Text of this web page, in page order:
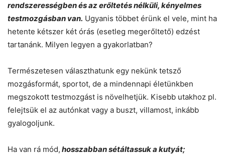
rendszerességben és az erőltetés nélküli, kényelmes
testmozgásban van. Ugyanis többet érünk el vele, mint ha
hetente kétszer két órás (esetleg megerőltető) edzést
tartanánk. Milyen legyen a gyakorlatban?
Természetesen választhatunk egy nekünk tetsző
mozgásformát, sportot, de a mindennapi életünkben
megszokott testmozgást is növelhetjük. Kisebb utakhoz pl.
felejtsük el az autónkat vagy a buszt, villamost, inkább
gyalogoljunk.
Ha van rá mód, hosszabban sétáltassuk a kutyát;